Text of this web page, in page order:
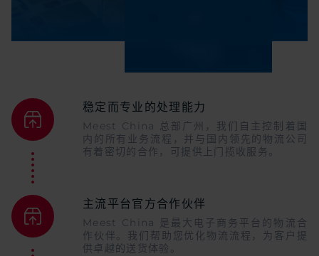
稳定而专业的处理能力
Meest China 总部广州，我们自主控制着国
内的所有业务流程，并与国内领先的物流公司
有着密切的合作，可提供上门揽收服务。
主流平台官方合作伙伴
Meest China 是最大电子商务平台的物流合
作伙伴。我们帮助您优化物流流程，为客户提
供卓越的送货体验。